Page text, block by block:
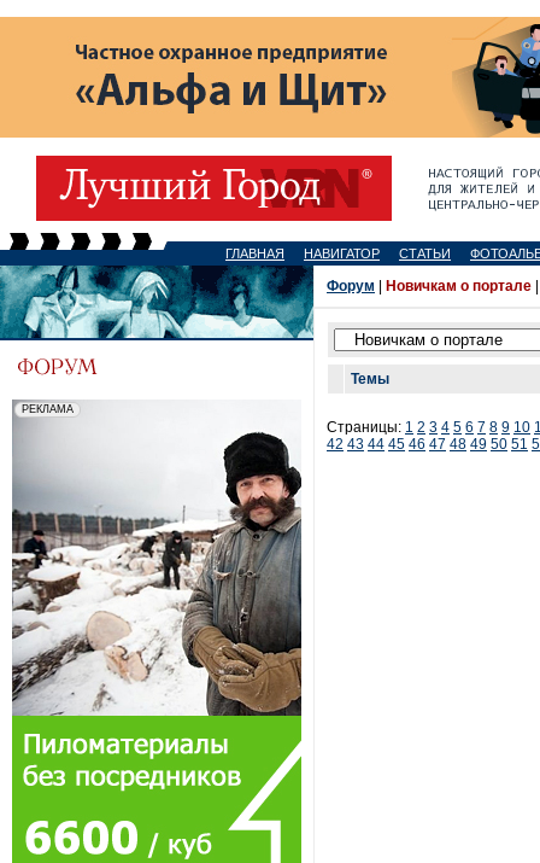
ГЛАВНАЯ НАВИГАТОР СТАТЬИ
Форум Новичкам о портале
Темы
Страницы: 1 2 3 4 5 6 7 8 9 10
42 43 44 45 46 47 48 49 50 51